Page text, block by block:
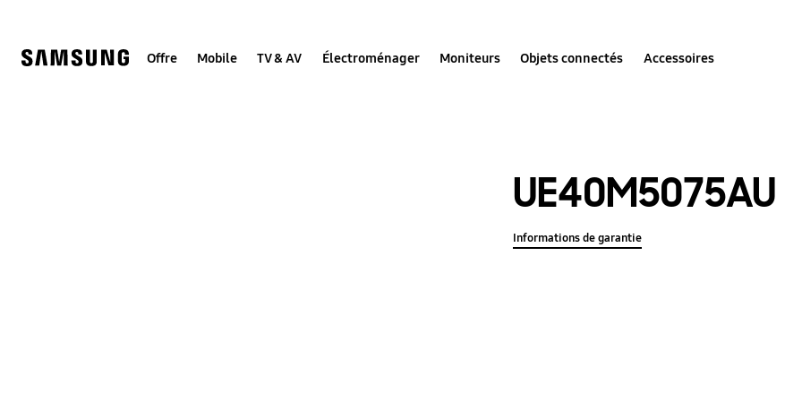
Offre Mobile TV & AV Électroménager Moniteurs Objets connectés Accessoires
UE40M5075AU
Informations de garantie